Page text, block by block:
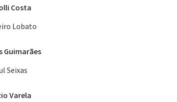
Costa
Lobato
Guimarães
Seixas
Varela